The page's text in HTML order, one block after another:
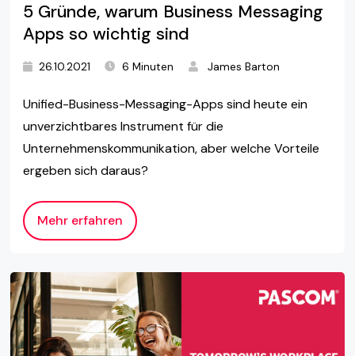
5 Gründe, warum Business Messaging
Apps so wichtig sind
26.10.2021 6 Minuten James Barton
Unified-Business-Messaging-Apps sind heute ein
unverzichtbares Instrument für die
Unternehmenskommunikation, aber welche Vorteile
ergeben sich daraus?
Mehr erfahren